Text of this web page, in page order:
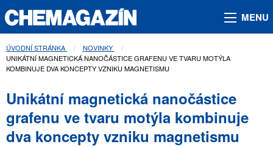
MENU
ÚVODNÍ STRÁNKA
NOVINKY
AKTUÁLNÍ STRÁNKA:
UNIKÁTNÍ MAGNETICKÁ NANOČÁSTICE GRAFENU VE TVARU MOTÝLA
KOMBINUJE DVA KONCEPTY VZNIKU MAGNETISMU
Unikátní magnetická nanočástice
grafenu ve tvaru motýla kombinuje
dva koncepty vzniku magnetismu